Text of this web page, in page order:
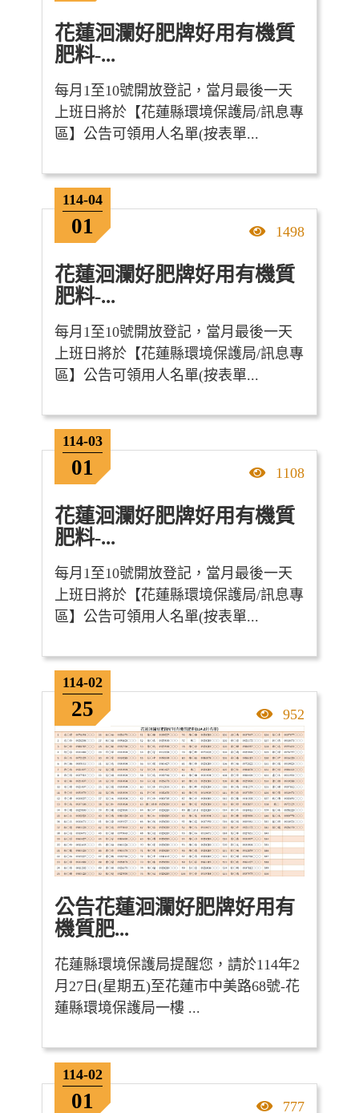
花蓮洄瀾好肥牌好用有機質
肥料-...
每月1至10號開放登記，當月最後一天
上班日將於【花蓮縣環境保護局/訊息專
區】公告可領用人名單(按表單...
114-04
01 點擊率
1498
花蓮洄瀾好肥牌好用有機質
肥料-...
每月1至10號開放登記，當月最後一天
上班日將於【花蓮縣環境保護局/訊息專
區】公告可領用人名單(按表單...
114-03
01 點擊率
1108
花蓮洄瀾好肥牌好用有機質
肥料-...
每月1至10號開放登記，當月最後一天
上班日將於【花蓮縣環境保護局/訊息專
區】公告可領用人名單(按表單...
114-02
25 點擊率
952
公告花蓮洄瀾好肥牌好用有
機質肥...
花蓮縣環境保護局提醒您，請於114年2
月27日(星期五)至花蓮市中美路68號-花
蓮縣環境保護局一樓 ...
114-02
01 點擊率
777